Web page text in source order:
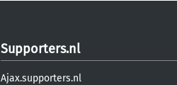
Supporters.nl
Ajax.supporters.nl